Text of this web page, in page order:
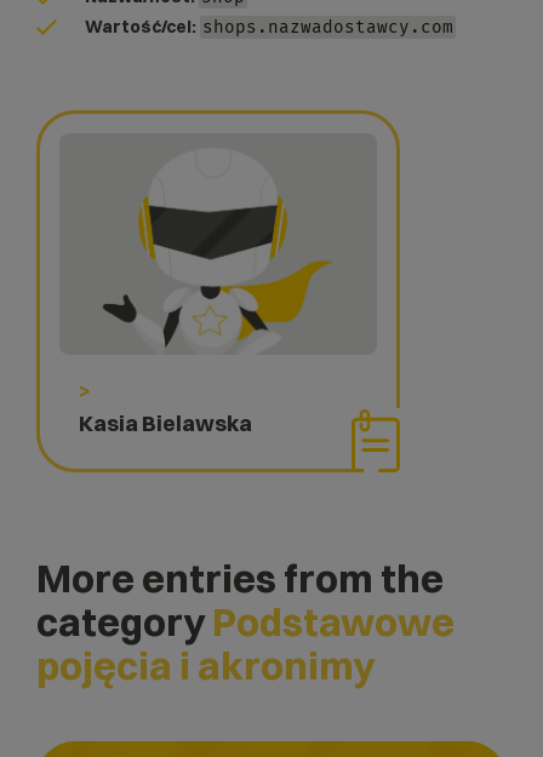
>
Kasia Bielawska
Wartość/cel: shops.nazwadostawcy.com
More entries from the
categoryPodstawowe
pojęcia i akronimy